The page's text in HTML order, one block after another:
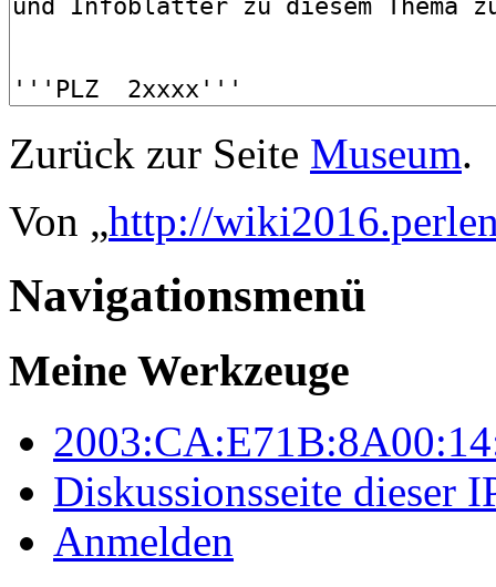
Zurück zur Seite Museum.
Von „http://
Navigationsmenü
Meine Werkzeuge
Diskussionsseite dieser
Anmelden